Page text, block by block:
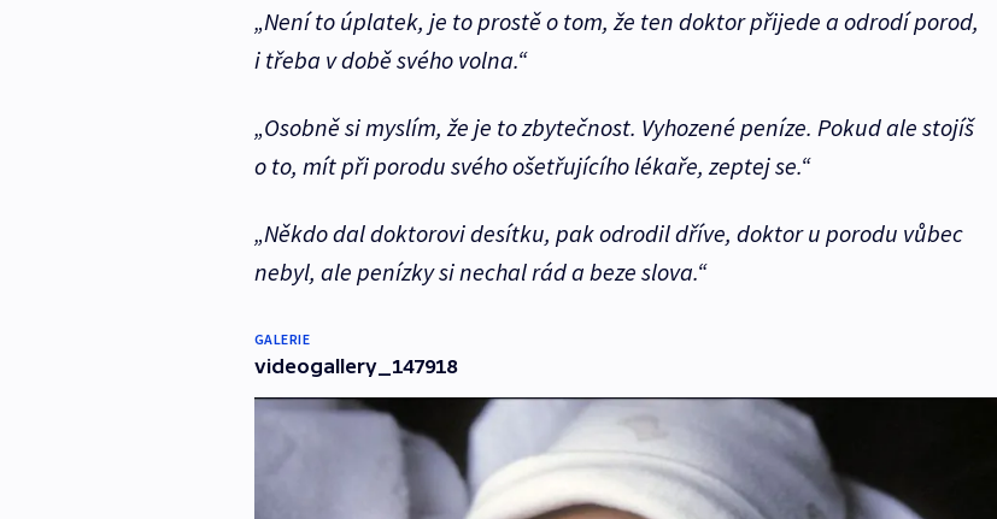
„Není to úplatek, je to prostě o tom, že ten doktor přijede a odrodí porod,
i třeba v době svého volna.“
„Osobně si myslím, že je to zbytečnost. Vyhozené peníze. Pokud ale stojíš
o to, mít při porodu svého ošetřujícího lékaře, zeptej se.“
„Někdo dal doktorovi desítku, pak odrodil dříve, doktor u porodu vůbec
nebyl, ale penízky si nechal rád a beze slova.“
GALERIE
videogallery_147918